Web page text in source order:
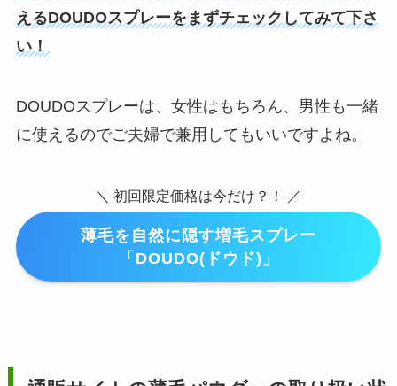
えるDOUDOスプレーをまずチェックしてみて下さ
い！
DOUDOスプレーは、女性はもちろん、男性も一緒
に使えるのでご夫婦で兼用してもいいですよね。
＼ 初回限定価格は今だけ？！ ／
薄毛を自然に隠す増毛スプレー
「DOUDO(ドウド)」